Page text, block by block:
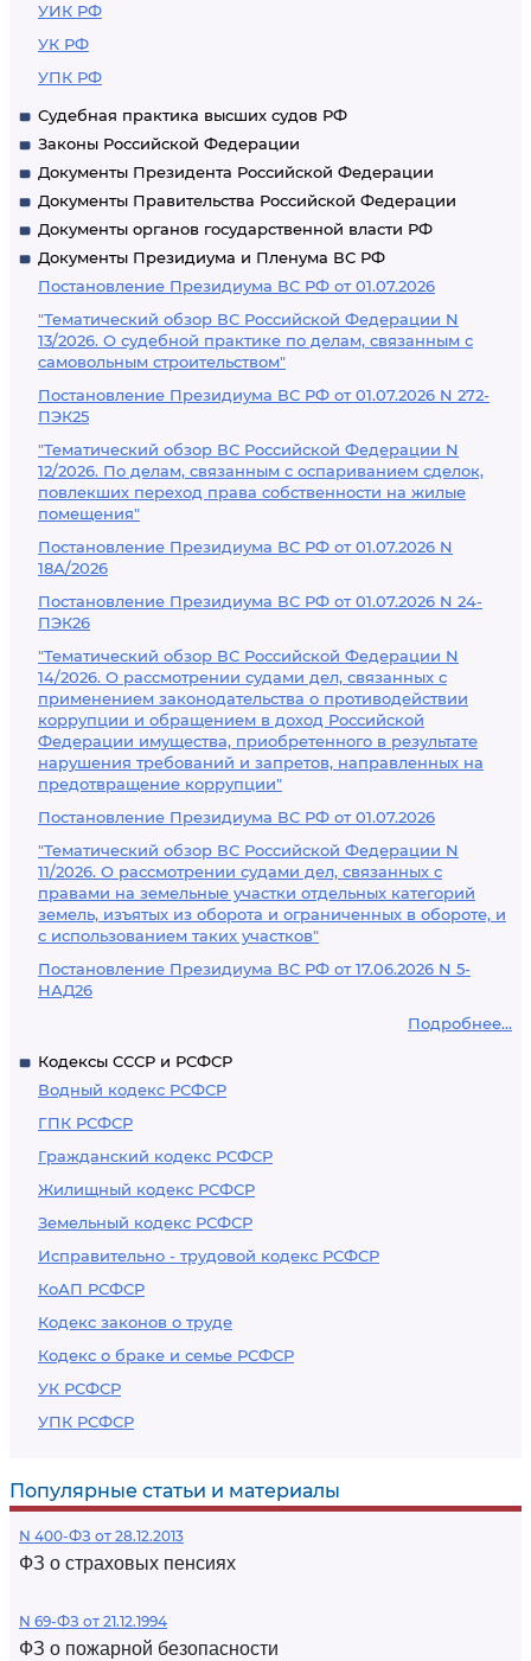
УИК РФ
УК РФ
УПК РФ
Судебная практика высших судов РФ
Законы Российской Федерации
Документы Президента Российской Федерации
Документы Правительства Российской Федерации
Документы органов государственной власти РФ
Документы Президиума и Пленума ВС РФ
Постановление Президиума ВС РФ от 01.07.2026
"Тематический обзор ВС Российской Федерации N
13/2026. О судебной практике по делам, связанным с
самовольным строительством"
Постановление Президиума ВС РФ от 01.07.2026 N 272-
ПЭК25
"Тематический обзор ВС Российской Федерации N
12/2026. По делам, связанным с оспариванием сделок,
повлекших переход права собственности на жилые
помещения"
Постановление Президиума ВС РФ от 01.07.2026 N
18А/2026
Постановление Президиума ВС РФ от 01.07.2026 N 24-
ПЭК26
"Тематический обзор ВС Российской Федерации N
14/2026. О рассмотрении судами дел, связанных с
применением законодательства о противодействии
коррупции и обращением в доход Российской
Федерации имущества, приобретенного в результате
нарушения требований и запретов, направленных на
предотвращение коррупции"
Постановление Президиума ВС РФ от 01.07.2026
"Тематический обзор ВС Российской Федерации N
11/2026. О рассмотрении судами дел, связанных с
правами на земельные участки отдельных категорий
земель, изъятых из оборота и ограниченных в обороте, и
с использованием таких участков"
Постановление Президиума ВС РФ от 17.06.2026 N 5-
НАД26
Подробнее...
Кодексы СССР и РСФСР
Водный кодекс РСФСР
ГПК РСФСР
Гражданский кодекс РСФСР
Жилищный кодекс РСФСР
Земельный кодекс РСФСР
Исправительно - трудовой кодекс РСФСР
КоАП РСФСР
Кодекс законов о труде
Кодекс о браке и семье РСФСР
УК РСФСР
УПК РСФСР
Популярные статьи и материалы
N 400-ФЗ от 28.12.2013
ФЗ о страховых пенсиях
N 69-ФЗ от 21.12.1994
ФЗ о пожарной безопасности